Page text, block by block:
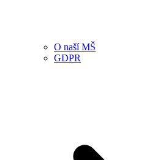
O naší MŠ
GDPR